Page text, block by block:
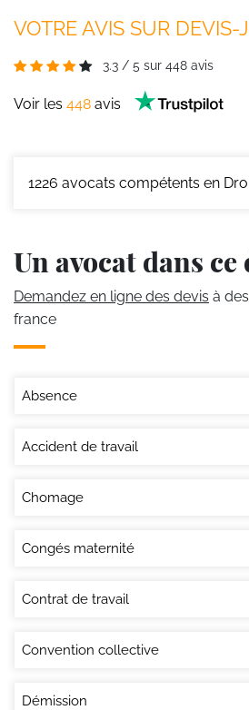
VOTRE AVIS SUR DEVIS-
3.3 / 5 sur 448 avis
Voir les 448 avis
1226 avocats compétents en
Un avocat dans
Demandez en ligne des devis à
france
Absence
Accident de travail
Chomage
Congés maternité
Contrat de travail
Convention collective
Démission